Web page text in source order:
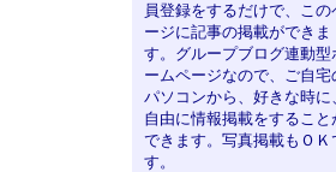
員登録をするだけで、この
ージに記事の掲載ができま
す。グループブログ連動型
ームページなので、ご自宅
パソコンから、好きな時に
自由に情報掲載をすること
できます。写真掲載もＯＫ
す。